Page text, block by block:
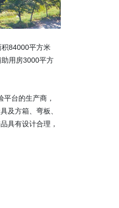
84000平方米
用房3000平方
台的生产商，
及方箱、弯板、
具有设计合理，